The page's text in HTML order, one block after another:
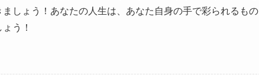
しょう！あなたの人生は、あなた自身の手で彩られるもの
う！